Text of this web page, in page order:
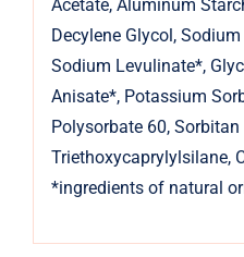
Acetate, Aluminum
Decylene Glycol,
Sodium Levulinate*,
Anisate*, Potassium
Polysorbate 60, Sorbitan
Triethoxycaprylylsilane,
*ingredients of natural